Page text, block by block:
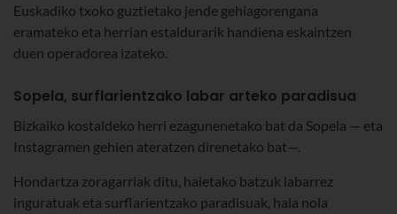
Euskadiko txoko guztietako jende gehiagorengana
eramateko eta herrian estaldurarik handiena eskaintzen
duen operadorea izateko.
Sopela, surflarientzako labar arteko paradisua
Bizkaiko kostaldeko herri ezagunenetako bat da Sopela — eta
Instagramen gehien ateratzen direnetako bat—.
Hondartza zoragarriak ditu, haietako batzuk labarrez
inguratuak eta surflarientzako paradisuak, hala nola